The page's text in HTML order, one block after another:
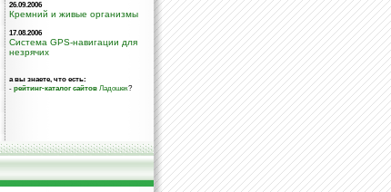
26.09.2006
Кремний и живые организмы
17.08.2006
Система GPS-навигации для
незрячих
а вы знаете, что есть:
- рейтинг-каталог сайтов Ладошек?